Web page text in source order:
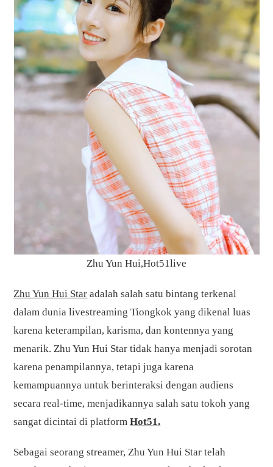
Zhu Yun Hui,Hot51live
Zhu Yun Hui Star adalah salah satu bintang terkenal
dalam dunia livestreaming Tiongkok yang dikenal luas
karena keterampilan, karisma, dan kontennya yang
menarik. Zhu Yun Hui Star tidak hanya menjadi sorotan
karena penampilannya, tetapi juga karena
kemampuannya untuk berinteraksi dengan audiens
secara real-time, menjadikannya salah satu tokoh yang
sangat dicintai di platformHot51.
Sebagai seorang streamer, Zhu Yun Hui Star telah